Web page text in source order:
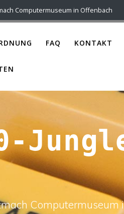
Computermuseum in Offenbach
FAQ KONTAKT
Computermuseum